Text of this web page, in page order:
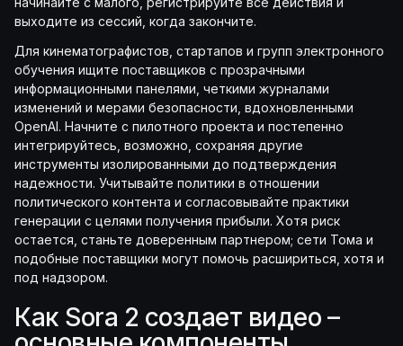
выходите из сессий, когда закончите.
Для кинематографистов, стартапов и групп электронного
обучения ищите поставщиков с прозрачными
информационными панелями, четкими журналами
изменений и мерами безопасности, вдохновленными
OpenAI. Начните с пилотного проекта и постепенно
интегрируйтесь, возможно, сохраняя другие
инструменты изолированными до подтверждения
надежности. Учитывайте политики в отношении
политического контента и согласовывайте практики
генерации с целями получения прибыли. Хотя риск
остается, станьте доверенным партнером; сети Тома и
подобные поставщики могут помочь расшириться, хотя и
под надзором.
Как Sora 2 создает видео –